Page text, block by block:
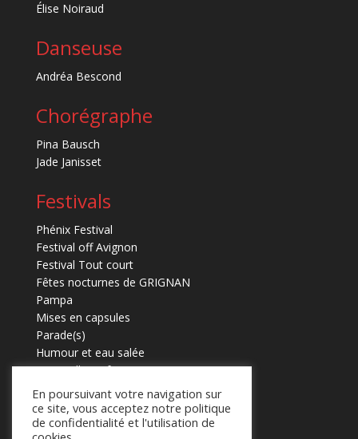
Élise Noiraud
Danseuse
Andréa Bescond
Chorégraphe
Pina Bausch
Jade Janisset
Festivals
Phénix Festival
Festival off Avignon
Festival Tout court
Fêtes nocturnes de GRIGNAN
Pampa
Mises en capsules
Parade(s)
Humour et eau salée
Marmaille en fugues
En poursuivant votre navigation sur
ce site, vous acceptez notre politique
de confidentialité et l'utilisation de